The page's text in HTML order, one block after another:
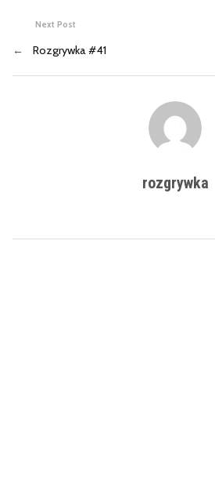
Next Post
← Rozgrywka #41
rozgrywka